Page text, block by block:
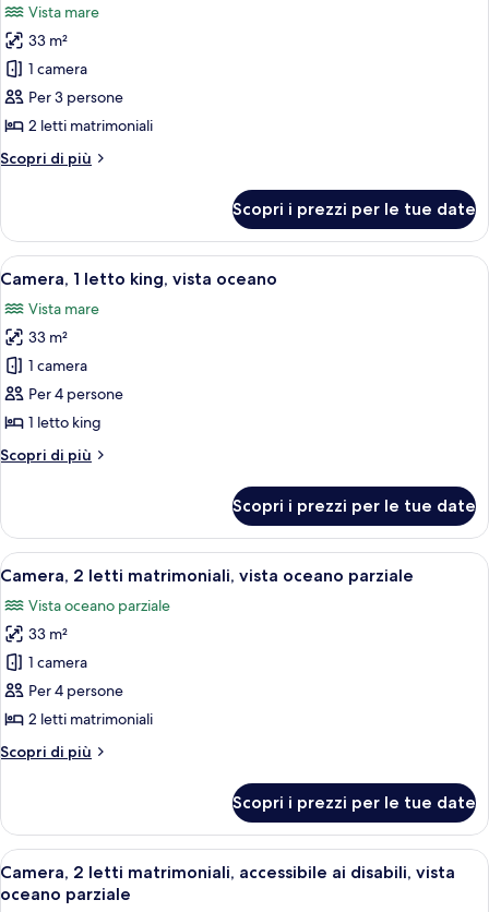
foto
per
Camera,
2
letti
matrimoniali,
accesso
sedia
a
rotelle,
vista
oceano
Vista mare
33 m²
1 camera
Per 3 persone
2 letti matrimoniali
Scopri di più
Altri
2
letti
matrimoniali,
in
sedia
rotelle,
vista
oceano
Scopri i prezzi per le tue date
Apri
tutte
le
foto
per
Camera,
1
king,
Camera d'albergo con un letto
8
Camera, 1 letto king, vista oceano
Vista mare
33 m²
1 camera
Per 4 persone
1 letto king
Scopri di più
Altri
1
letto
king,
oceano
Scopri i prezzi per le tue date
Apri
tutte
le
foto
per
Camera,
2
matrimoniali,
parziale
Una camera d'albergo con due letti,
6
Camera, 2 letti matrimoniali, vista oceano parziale
Vista oceano parziale
33 m²
1 camera
Per 4 persone
2 letti matrimoniali
Scopri di più
Altri
2
letti
matrimoniali,
vista
Scopri i prezzi per le tue date
Apri
tutte
Una camera d'albergo con due letti,
6
Camera, 2 letti matrimoniali, accessibile ai disabili, vista
oceano parziale